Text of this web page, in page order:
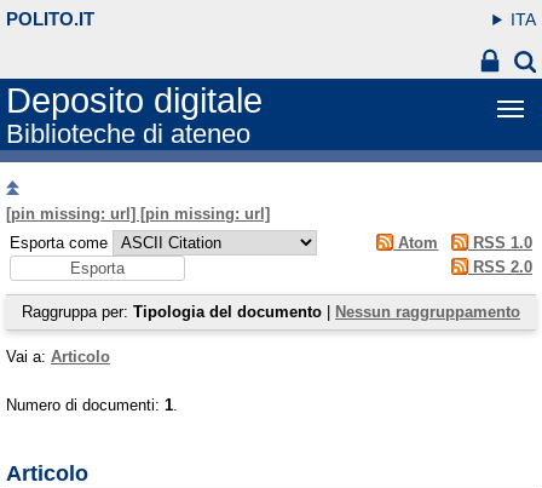
POLITO.IT ITA
Deposito digitale
Biblioteche di ateneo
[pin missing: url] [pin missing: url]
Esporta come
Atom
RSS 1.0
RSS 2.0
Raggruppa per: Tipologia del documento Nessun raggruppamento
Vai a: Articolo
Numero di documenti: 1.
Articolo